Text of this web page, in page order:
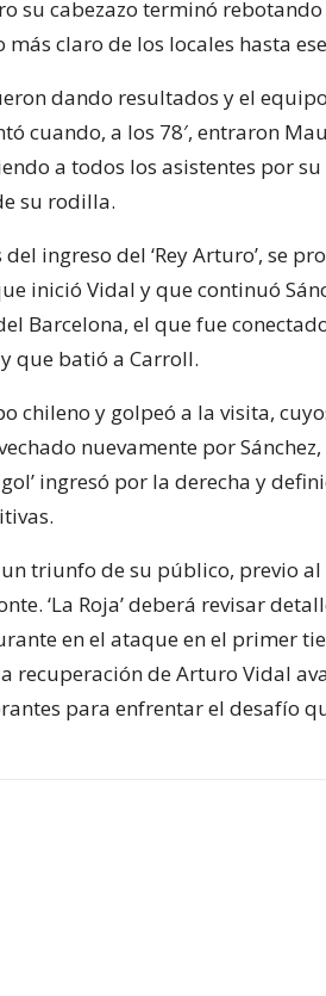
su cabezazo terminó
más claro de los locales hasta
dando resultados y el
cuando, a los 78′, entraron
a todos los asistentes por
su rodilla.
ingreso del ‘Rey Arturo’, se
inició Vidal y que continuó
Barcelona, el que fue
que batió a Carroll.
chileno y golpeó a la visita,
nuevamente por
ingresó por la derecha y
triunfo de su público, previo
‘La Roja’ deberá revisar
en el ataque en el primer
recuperación de Arturo Vidal
para enfrentar el desafío